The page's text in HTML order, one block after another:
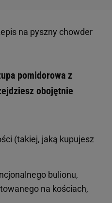
na pyszny chowder
pomidorowa z
obojętnie
(takiej, jaką kupujesz
bulionu,
na kościach,